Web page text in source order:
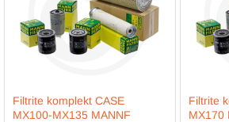
Filtrite komplekt CASE
MX100-MX135 MANNF
Filtrite
MX170